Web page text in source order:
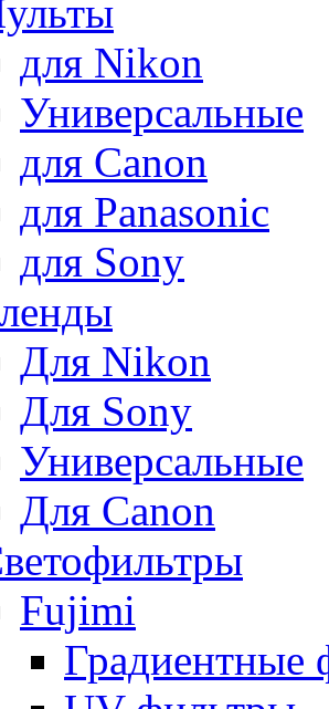
для Nikon
Универсальные
для Canon
для Panasonic
для Sony
Для Nikon
Для Sony
Универсальные
Для Canon
Fujimi
Градиентные